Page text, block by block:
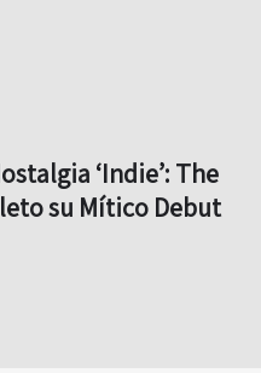
‘Indie’: The
su Mítico Debut